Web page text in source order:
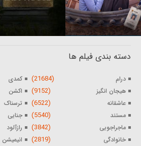
دسته بندی فیلم ها
درام (21684) کمدی
هیجان انگیز (9152) اکشن
عاشقانه (6522) ترسناک
مستند (5540) جنایی
ماجراجویی (3842) رازآلود
خانوادگی (2819) انیمیشن